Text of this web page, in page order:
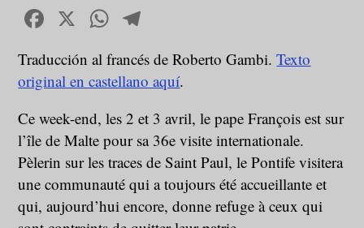
Facebook
X WhatsApp
Traducción al francés de Roberto Gambi.Texto
original en castellano aquí.
Ce week-end, les 2 et 3 avril, le pape François est sur
l’île de Malte pour sa 36e visite internationale.
Pèlerin sur les traces de Saint Paul, le Pontife visitera
une communauté qui a toujours été accueillante et
qui, aujourd’hui encore, donne refuge à ceux qui